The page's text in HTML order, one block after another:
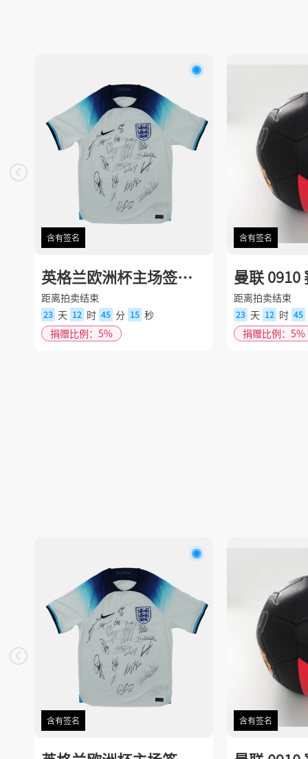
含有签名
英格兰欧洲杯主场签名
球衣
距离拍卖结束
23 天 12 时 45 分 14 秒
捐赠比例：5%
含有签名
曼联 0910
足球
距离拍卖结束
23 天 12 时 45
捐赠比例：5%
含有签名 含有签名